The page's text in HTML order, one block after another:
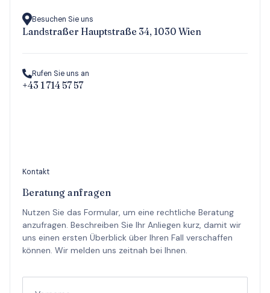
Besuchen Sie uns
Landstraßer Hauptstraße 34, 1030 Wien
Rufen Sie uns an
+43 1 714 57 57
Kontakt
Beratung anfragen
Nutzen Sie das Formular, um eine rechtliche Beratung
anzufragen. Beschreiben Sie Ihr Anliegen kurz, damit wir
uns einen ersten Überblick über Ihren Fall verschaffen
können. Wir melden uns zeitnah bei Ihnen.